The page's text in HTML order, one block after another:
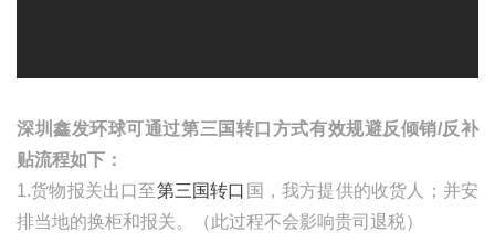
深圳鑫发环球可通过第三国转口方式有效规避反倾销/反补
贴流程如下：
1.货物报关出口至第三国转口 国，我方提供的收货人；并安
排当地的换柜和报关。（此过程不会影响贵司退税）